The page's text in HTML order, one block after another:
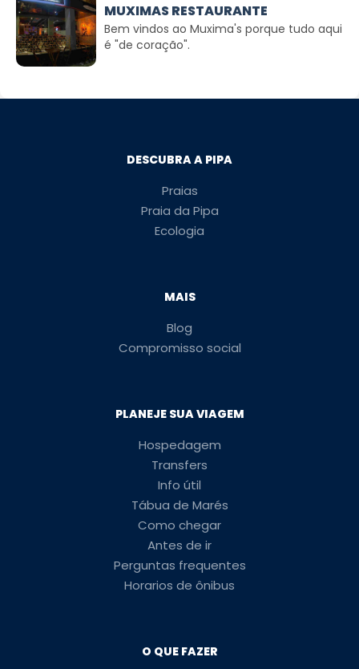
MUXIMAS RESTAURANTE
Bem vindos ao Muxima's porque tudo aqui
é "de coração".
DESCUBRA A PIPA
Praias
Praia da Pipa
Ecologia
MAIS
Blog
Compromisso social
PLANEJE SUA VIAGEM
Hospedagem
Transfers
Info útil
Tábua de Marés
Como chegar
Antes de ir
Perguntas frequentes
Horarios de ônibus
O QUE FAZER